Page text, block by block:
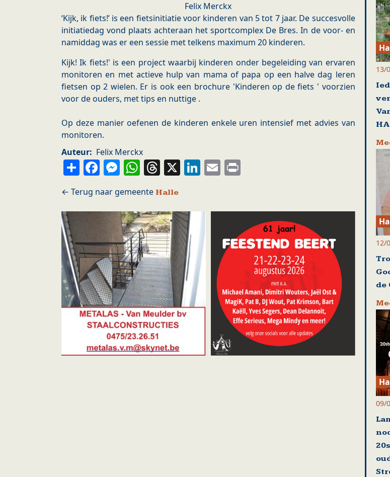
Felix Merckx
‘Kijk, ik fiets!’ is een fietsinitiatie voor kinderen van 5 tot 7 jaar. De succesvolle
initiatiedag vond plaats achteraan het sportcomplex De Bres. In de voor- en
namiddag was er een sessie met telkens maximum 20 kinderen.
Kijk! Ik fiets!' is een project waarbij kinderen onder begeleiding van ervaren
monitoren en met actieve hulp van mama of papa op een halve dag leren
fietsen op 2 wielen. Er is ook een brochure 'Kinderen op de fiets ' voorzien
voor de ouders, met tips en nuttige .
Op deze manier oefenen de kinderen enkele uren intensief met advies van
monitoren.
Auteur
Felix Merckx
ShareFacebook
Messenger
WhatsApp
Threads
X LinkedIn
Email
Halle
13/
12/
de
09/